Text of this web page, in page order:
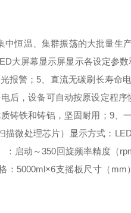
恒温、集群振荡的大批量生
大屏幕显示屏显示各设定参
报警； 5、直流无碳刷长寿命
后，设备可自动按原设定程序
铸铁和铸铝，坚固耐用； 9、
描微处理芯片） 显示方式：
：启动～350回旋频率精度（
：5000ml×6支摇板尺寸（mm